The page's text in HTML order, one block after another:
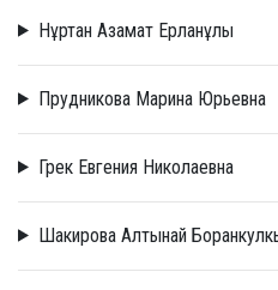
Нұртан Азамат Ерланұлы
Прудникова Марина Юрьевна
Грек Евгения Николаевна
Шакирова Алтынай